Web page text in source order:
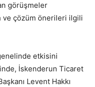
görüşmeler
ve çözüm önerileri ilgili
etkisini
İskenderun Ticaret
Levent Hakkı